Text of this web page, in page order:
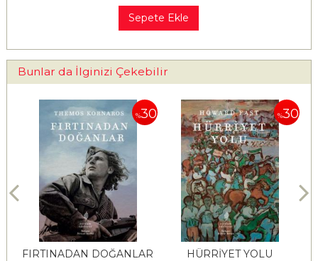
Sepete Ekle
Bunlar da İlginizi Çekebilir
%30
FIRTINADAN DOĞANLAR
%30
HÜRRİYET YOLU